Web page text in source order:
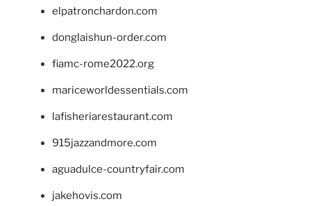
elpatronchardon.com
donglaishun-order.com
fiamc-rome2022.org
mariceworldessentials.com
lafisheriarestaurant.com
915jazzandmore.com
aguadulce-countryfair.com
jakehovis.com